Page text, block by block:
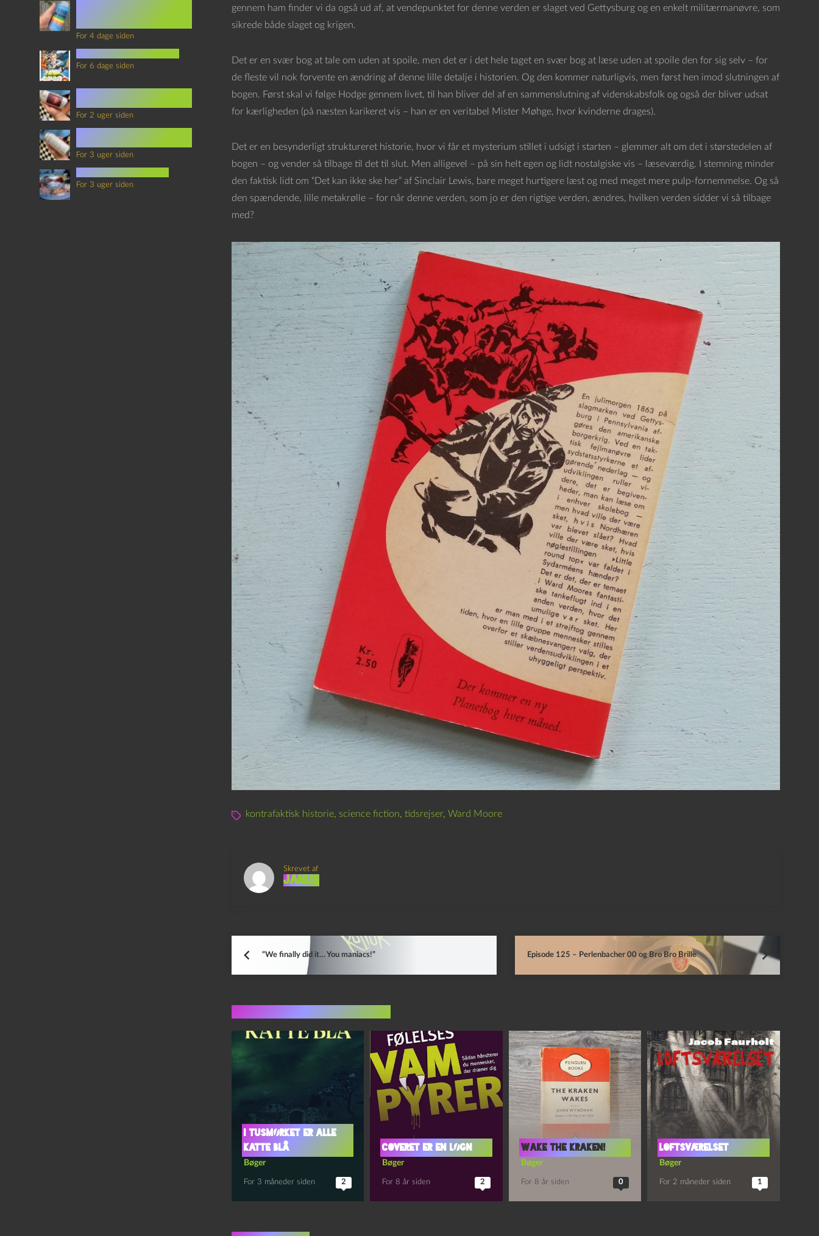
gennem ham finder vi da også ud af, at vendepunktet for denne verden er slaget ved Gettysburg og en enkelt militærmanøvre, som
sikrede både slaget og krigen.
Det er en svær bog at tale om uden at spoile, men det er i det hele taget en svær bog at læse uden at spoile den for sig selv – for
de fleste vil nok forvente en ændring af denne lille detalje i historien. Og den kommer naturligvis, men først hen imod slutningen af
bogen. Først skal vi følge Hodge gennem livet, til han bliver del af en sammenslutning af videnskabsfolk og også der bliver udsat
for kærligheden (på næsten karikeret vis – han er en veritabel Mister Møhge, hvor kvinderne drages).
Det er en besynderligt struktureret historie, hvor vi får et mysterium stillet i udsigt i starten – glemmer alt om det i størstedelen af
bogen – og vender så tilbage til det til slut. Men alligevel – på sin helt egen og lidt nostalgiske vis – læseværdig. I stemning minder
den faktisk lidt om “Det kan ikke ske her” af Sinclair Lewis, bare meget hurtigere læst og med meget mere pulp-fornemmelse. Og så
den spændende, lille metakrølle – for når denne verden, som jo er den rigtige verden, ændres, hvilken verden sidder vi så tilbage
med?
kontrafaktisk historie, science fiction, tidsrejser, Ward Moore
Skrevet af
Janus
“We finally did it… You maniacs!” Episode 125 – Perlenbacher 00 og Bro Bro Brille
I tusmørket er alle
katte blå
Bøger
For 3 måneder siden 2
Coveret er en løgn
Bøger
For 8 år siden 2
Wake the Kraken!
Bøger
For 8 år siden 0
Loftsværelset
Bøger
For 2 måneder siden 1
For 4 dage siden
For 6 dage siden
For 2 uger siden
For 3 uger siden
For 3 uger siden